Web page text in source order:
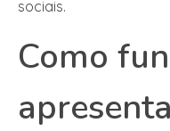
sociais.
Como